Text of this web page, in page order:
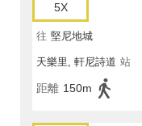
5X
往 堅尼地城
天樂里, 軒尼詩道 站
距離 150m